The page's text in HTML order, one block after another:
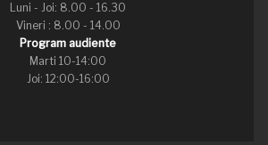
Luni - Joi: 8.00 - 16.30
Vineri : 8.00 - 14.00
Program audiente
Marti 10-14:00
Joi: 12:00-16:00